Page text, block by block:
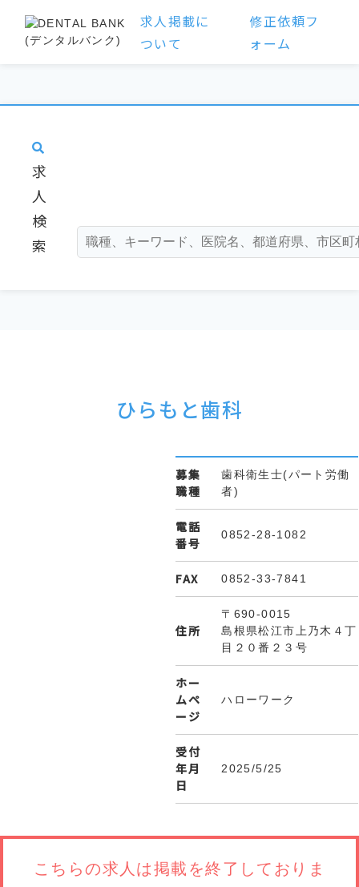
求人掲載に
ついて
修正依頼フ
ォーム
求
人
検
索
ひらもと歯科
募集
職種
歯科衛生士(パート労働
者)
電話
番号
0852-28-1082
FAX 0852-33-7841
住所
〒690-0015
島根県松江市上乃木４丁
目２０番２３号
ホー
ムペ
ージ
ハローワーク
受付
年月
日
2025/5/25
こちらの求人は掲載を終了しておりま